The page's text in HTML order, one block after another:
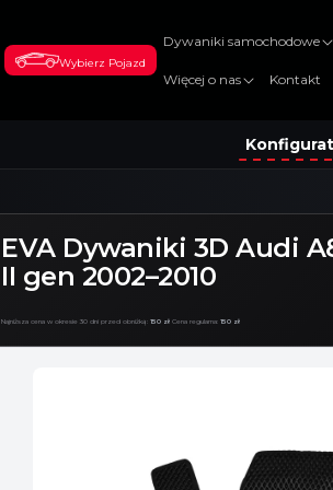
Wybierz Pojazd
Dywaniki samochodowe
Więcej o nas Kontakt
EVA Dywaniki 3D Audi
II gen 2002–2010
Najniższa cena w okresie 30 dni przed obniżką: 150 zł Cena regularna: 150 zł